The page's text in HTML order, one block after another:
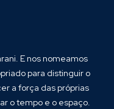
E nos nomeamos
para distinguir o
a força das próprias
o tempo e o espaço.